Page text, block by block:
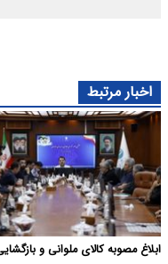
اخبار مرتبط
ابلاغ مصوبه کالای ملوانی و